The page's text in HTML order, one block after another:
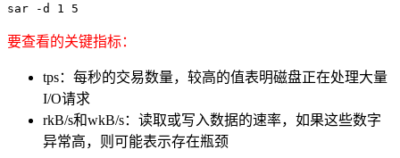
sar -d 1 5
要查看的关键指标：
tps：每秒的交易数量，较高的值表明磁盘正在处理大量
I/O请求
rkB/s和wkB/s：读取或写入数据的速率，如果这些数字
异常高，则可能表示存在瓶颈